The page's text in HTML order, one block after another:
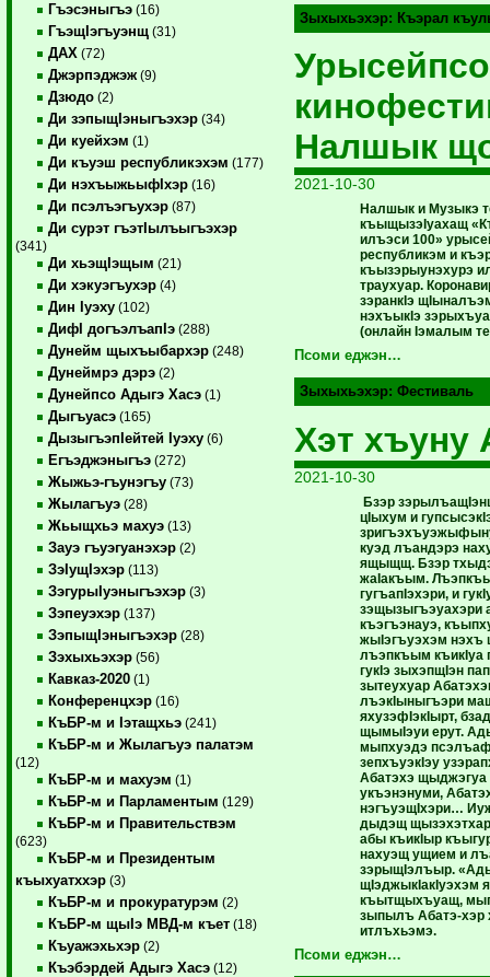
Гъэсэныгъэ (16)
ГъэщIэгъуэнщ (31)
ДАХ (72)
Джэрпэджэж (9)
Дзюдо (2)
Ди зэпыщIэныгъэхэр (34)
Ди куейхэм (1)
Ди къуэш республикэхэм (177)
Ди нэхъыжьыфIхэр (16)
Ди псэлъэгъухэр (87)
Ди сурэт гъэтIылъыгъэхэр
(341)
Ди хьэщIэщым (21)
Ди хэкуэгъухэр (4)
Дин Iуэху (102)
ДифI догъэлъапIэ (288)
Дунейм щыхъыбархэр (248)
Дунеймрэ дэрэ (2)
Дунейпсо Адыгэ Хасэ (1)
Дыгъуасэ (165)
ДызыгъэпIейтей Iуэху (6)
Егъэджэныгъэ (272)
Жыжьэ-гъунэгъу (73)
Жылагъуэ (28)
Жьыщхьэ махуэ (13)
Зауэ гъуэгуанэхэр (2)
ЗэIущIэхэр (113)
ЗэгурыIуэныгъэхэр (3)
Зэпеуэхэр (137)
ЗэпыщIэныгъэхэр (28)
Зэхыхьэхэр (56)
Кавказ-2020 (1)
Конференцхэр (16)
КъБР-м и Iэтащхьэ (241)
КъБР-м и Жылагъуэ палатэм
(12)
КъБР-м и махуэм (1)
КъБР-м и Парламентым (129)
КъБР-м и Правительствэм
(623)
КъБР-м и Президентым
къыхуатххэр (3)
КъБР-м и прокуратурэм (2)
КъБР-м щыIэ МВД-м къет (18)
Къуажэхьхэр (2)
Къэбэрдей Адыгэ Хасэ (12)
Зыхыхьэхэр: Къэрал
Урысейпсо
Налшык
2021-10-30
Налшык и Музыкэ
къыщызэIуахащ
илъэси 100»
республикэм и
къызэрыунэхурэ
траухуар.
зэранкIэ
нэхъыкIэ
(онлайн Iэмалым
Псоми еджэн…
Зыхыхьэхэр: Фестиваль
Хэт хъуну
2021-10-30
Бзэр
цIыхум и
куэд лъандэрэ
ящыщщ. Бзэр
жаIакъым.
гугъапIэхэри, и
зэщызыгъэуахэри
къэгъэнауэ,
жыIэгъуэхэм нэхъ
лъэпкъым къикIуа
гукIэ зыхэпщIэн
зытеухуар
лъэкIыныгъэри
яхузэфIэкIырт,
щымыIэуи ерут.
мыпхуэдэ
зепхъуэкIэу
Абатэхэ щыджэгуа
укъэнэнуми,
нэгъуэщIхэри…
дыдэщ
абы къикIыр
нахуэщ ущием и
зэрыщIэлъыр.
щIэджыкIакIуэхэм
къытщыхъуащ,
зыпылъ Абатэ-хэр
итлъхьэмэ.
Псоми еджэн…